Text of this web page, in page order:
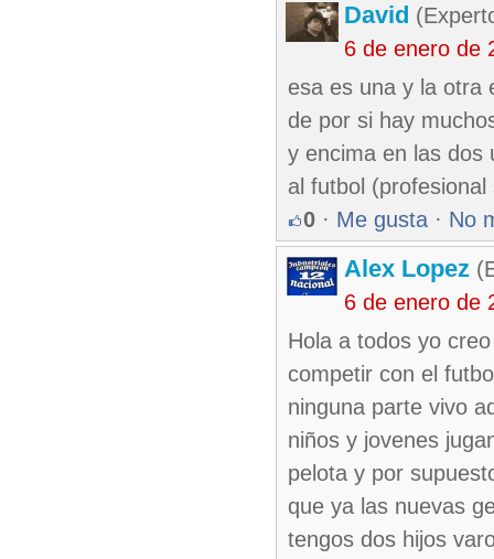
David
6 de enero de
esa es una y la otra
de por si hay
y encima en las dos
al futbol
0 · Me gusta · No
Alex Lopez
6 de enero de
Hola a todos yo
competir con el
ninguna parte vivo
niños y jovenes
pelota y por
que ya las nuevas
tengos dos hijos